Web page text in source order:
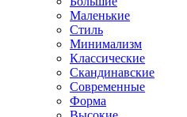
Маленькие
Стиль
Минимализм
Классические
Скандинавские
Современные
Форма